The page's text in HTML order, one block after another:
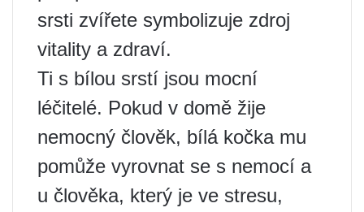
srsti zvířete symbolizuje zdroj
vitality a zdraví.
Ti s bílou srstí jsou mocní
léčitelé. Pokud v domě žije
nemocný člověk, bílá kočka mu
pomůže vyrovnat se s nemocí a
u člověka, který je ve stresu,